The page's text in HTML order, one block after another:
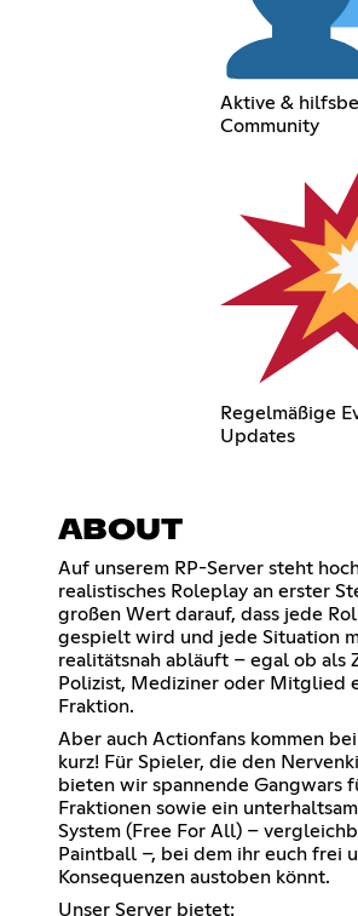
Aktive &
Community
Regelmäßige
Updates
ABOUT
Auf unserem RP-Server steht
realistisches Roleplay an erster
großen Wert darauf, dass jede
gespielt wird und jede Situation
realitätsnah abläuft – egal ob als
Polizist, Mediziner oder Mitglied
Fraktion.
Aber auch Actionfans kommen
kurz! Für Spieler, die den
bieten wir spannende Gangwars
Fraktionen sowie ein
System (Free For All) –
Paintball –, bei dem ihr euch frei
Konsequenzen austoben könnt.
Unser Server bietet: